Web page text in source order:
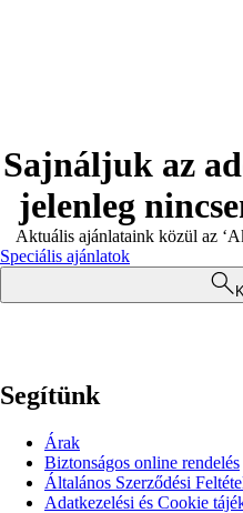
Sajnáljuk az
jelenleg
Aktuális ajánlataink közül az
Speciális ajánlatok
Segítünk
Árak
Biztonságos online rendelés
Általános Szerződési
Adatkezelési és Cookie